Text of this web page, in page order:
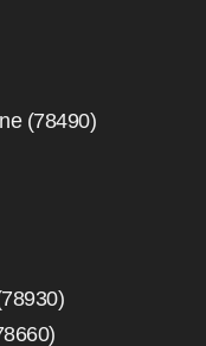
(78490)